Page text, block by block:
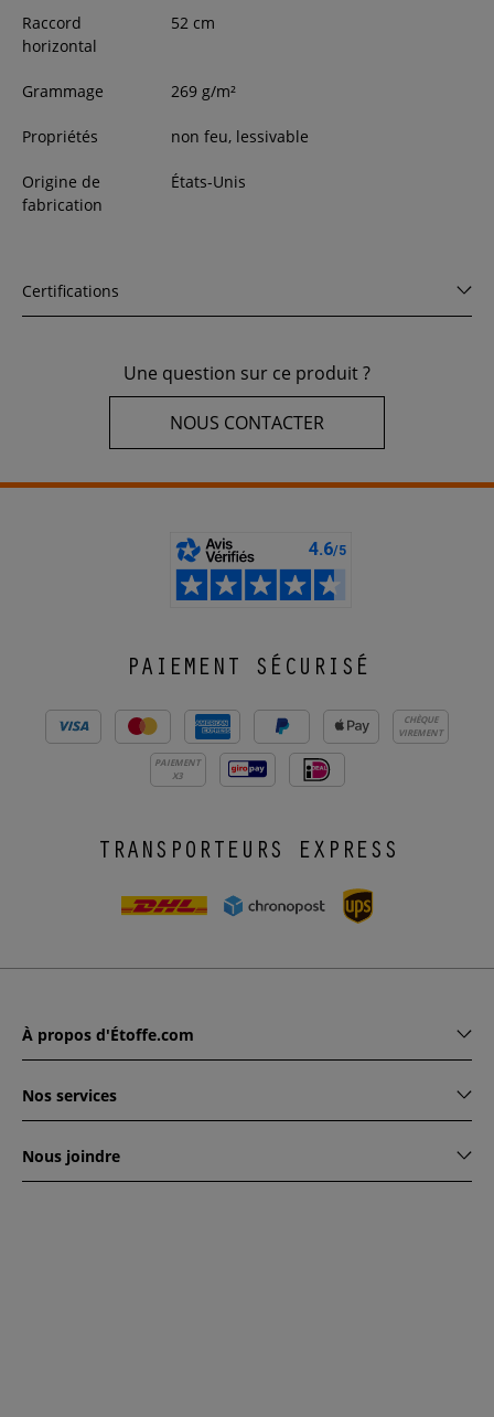
Raccord
horizontal
52 cm
Grammage 269 g/m²
Propriétés non feu, lessivable
Origine de
fabrication
États-Unis
Certifications
Une question sur ce produit ?
NOUS CONTACTER
PAIEMENT SÉCURISÉ
CHÈQUE
VIREMENT
PAIEMENT
X3
TRANSPORTEURS EXPRESS
À propos d'Étoffe.com
Nos services
Nous joindre